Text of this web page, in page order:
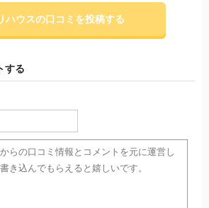
ハウスの口コミを投稿する
する